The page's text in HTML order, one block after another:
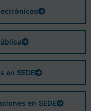
en SEDE
en SEDE